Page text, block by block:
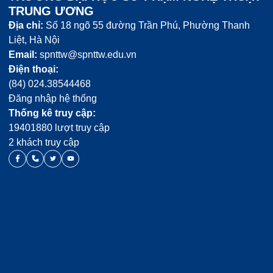
TRUNG ƯƠNG
Địa chỉ: Số 18 ngõ 55 đường Trần Phú, Phường Thanh
Liệt, Hà Nội
Email: spnttw@spnttw.edu.vn
Điện thoại:
(84) 024.38544468
Đăng nhập hệ thống
Thống kê truy cập:
19401880 lượt truy cập
2 khách truy cập